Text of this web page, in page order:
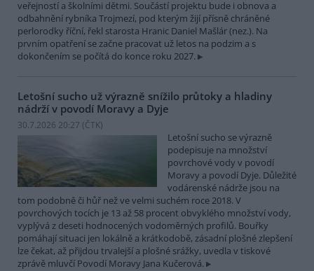
veřejností a školními dětmi. Součástí projektu bude i obnova a
odbahnění rybníka Trojmezí, pod kterým žijí přísně chráněné
perlorodky říční, řekl starosta Hranic Daniel Mašlár (nez.). Na
prvním opatření se začne pracovat už letos na podzim a s
dokončením se počítá do konce roku 2027.
Letošní sucho už výrazně snížilo průtoky a hladiny
nádrží v povodí Moravy a Dyje
30.7.2026 20:27 (ČTK)
Letošní sucho se výrazně
podepisuje na množství
povrchové vody v povodí
Moravy a povodí Dyje. Důležité
vodárenské nádrže jsou na
tom podobně či hůř než ve velmi suchém roce 2018. V
povrchových tocích je 13 až 58 procent obvyklého množství vody,
vyplývá z deseti hodnocených vodoměrných profilů. Bouřky
pomáhají situaci jen lokálně a krátkodobě, zásadní plošné zlepšení
lze čekat, až přijdou trvalejší a plošné srážky, uvedla v tiskové
zprávě mluvčí Povodí Moravy Jana Kučerová.